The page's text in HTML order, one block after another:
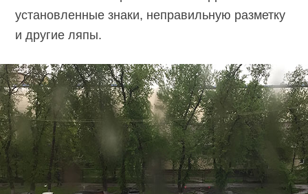
установленные знаки, неправильную разметку
и другие ляпы.